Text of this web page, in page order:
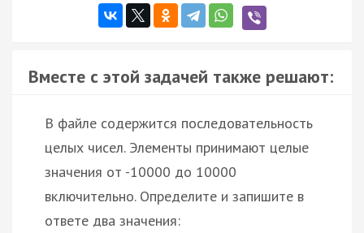
Вместе с этой задачей также решают:
В файле содержится последовательность
целых чисел. Элементы принимают целые
значения от -10000 до 10000
включительно. Определите и запишите в
ответе два значения: